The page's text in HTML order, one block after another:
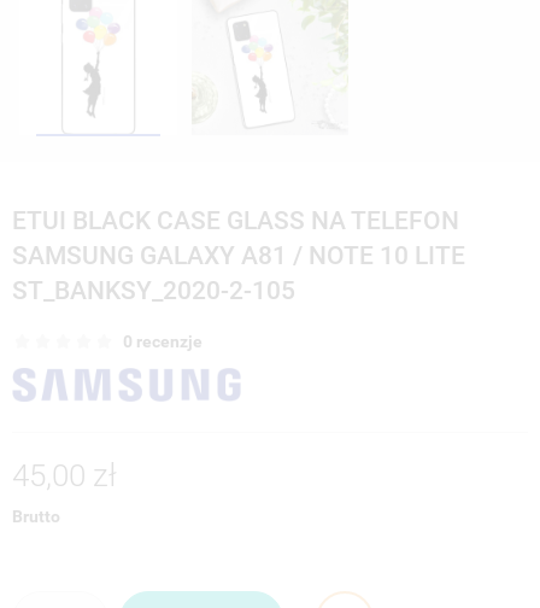
ETUI BLACK CASE GLASS NA TELEFON
SAMSUNG GALAXY A81 / NOTE 10 LITE
ST_BANKSY_2020-2-105
0 recenzje
45,00 zł
Brutto